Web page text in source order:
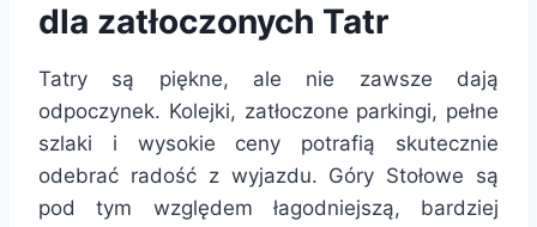
dla zatłoczonych Tatr
Tatry są piękne, ale nie zawsze dają
odpoczynek. Kolejki, zatłoczone parkingi, pełne
szlaki i wysokie ceny potrafią skutecznie
odebrać radość z wyjazdu. Góry Stołowe są
pod tym względem łagodniejszą, bardziej